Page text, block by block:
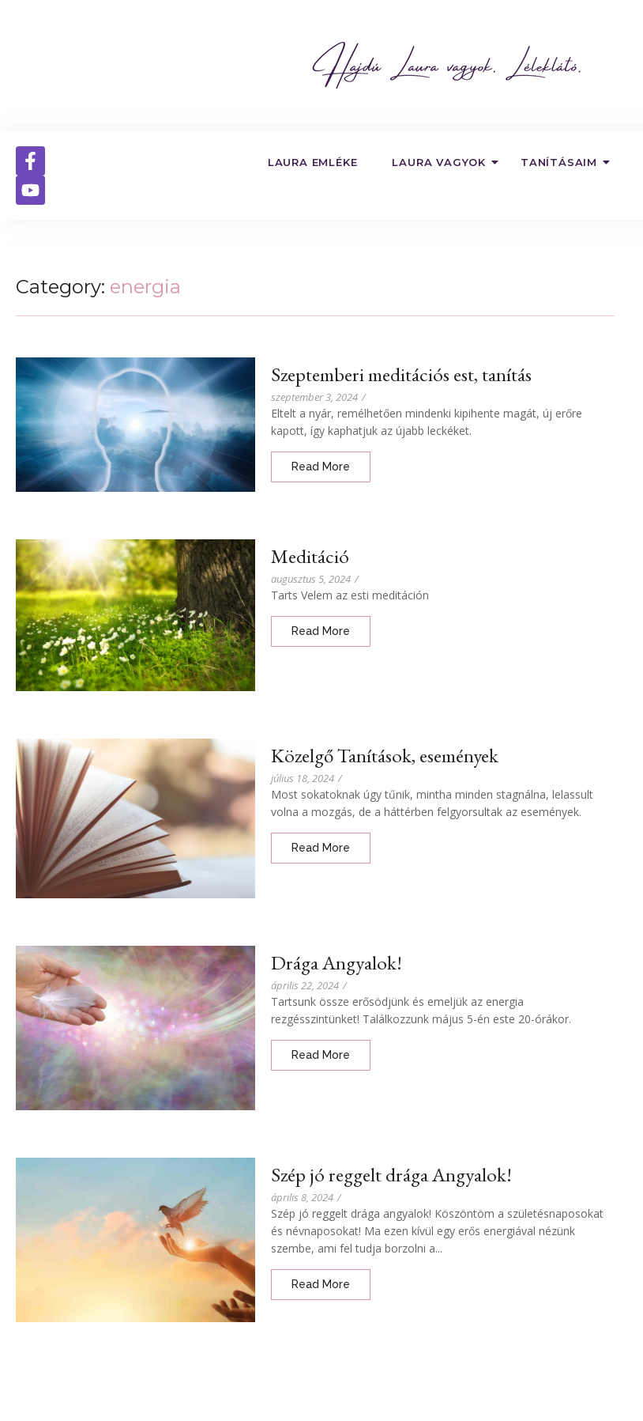
LAURA EMLÉKE LAURA VAGYOK TANÍTÁSAIM
Category: energia
Szeptemberi meditációs est, tanítás
szeptember 3, 2024 /
Eltelt a nyár, remélhetően mindenki kipihente magát, új erőre
kapott, így kaphatjuk az újabb leckéket.
Read More
Meditáció
augusztus 5, 2024 /
Tarts Velem az esti meditáción
Read More
Közelgő Tanítások, események
július 18, 2024 /
Most sokatoknak úgy tűnik, mintha minden stagnálna, lelassult
volna a mozgás, de a háttérben felgyorsultak az események.
Read More
Drága Angyalok!
április 22, 2024 /
Tartsunk össze erősödjünk és emeljük az energia
rezgésszintünket! Találkozzunk május 5-én este 20-órákor.
Read More
Szép jó reggelt drága Angyalok!
április 8, 2024 /
Szép jó reggelt drága angyalok! Köszöntöm a születésnaposokat
és névnaposokat! Ma ezen kívül egy erős energiával nézünk
szembe, ami fel tudja borzolni a...
Read More